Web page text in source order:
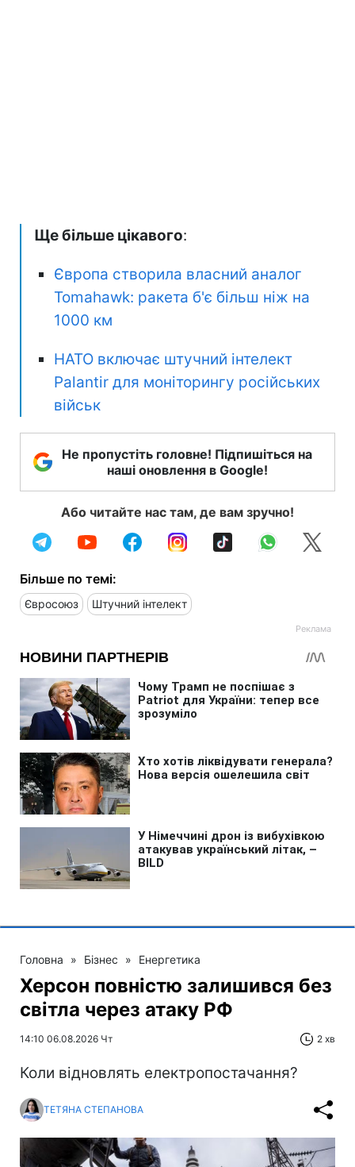
Ще більше цікавого:
Європа створила власний аналог
Tomahawk: ракета б'є більш ніж на
1000 км
НАТО включає штучний інтелект
Palantir для моніторингу російських
військ
Не пропустіть головне! Підпишіться на
наші оновлення в Google!
Або читайте нас там, де вам зручно!
Більше по темі:
Євросоюз Штучний інтелект
Головна » Бізнес » Енергетика
Херсон повністю залишився без
світла через атаку РФ
14:10 06.08.2026 Чт 2 хв
Коли відновлять електропостачання?
ТЕТЯНА СТЕПАНОВА